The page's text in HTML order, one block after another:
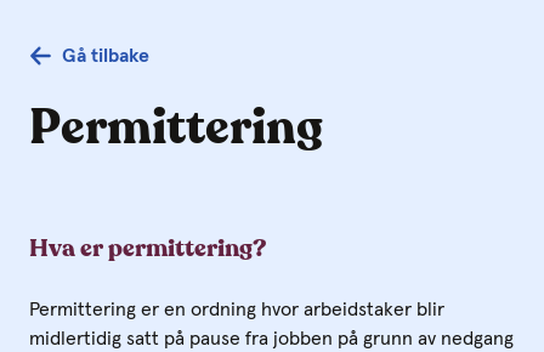
Gå tilbake
Permittering
Hva er permittering?
Permittering er en ordning hvor arbeidstaker blir
midlertidig satt på pause fra jobben på grunn av nedgang